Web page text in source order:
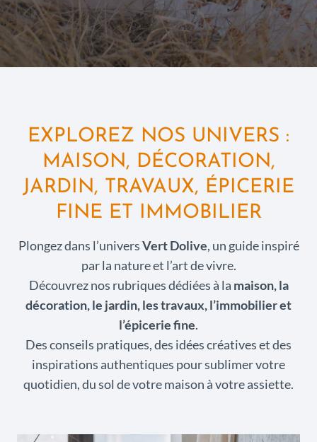
EXPLOREZ NOS UNIVERS :
MAISON, DÉCORATION,
JARDIN, TRAVAUX, ÉPICERIE
FINE ET IMMOBILIER
Plongez dans l’universVert Dolive, un guide inspiré
par la nature et l’art de vivre.
Découvrez nos rubriques dédiées à la maison, la
décoration, le jardin, les travaux, l’immobilier et
l’épicerie fine.
Des conseils pratiques, des idées créatives et des
inspirations authentiques pour sublimer votre
quotidien, du sol de votre maison à votre assiette.